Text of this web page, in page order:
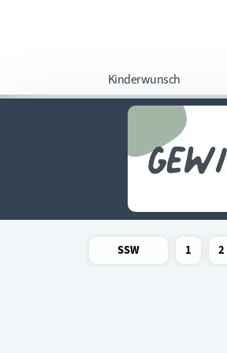
Kinderwunsch
SSW
1
2